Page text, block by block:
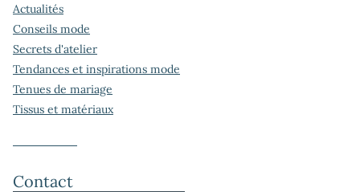
Actualités
Conseils mode
Secrets d'atelier
Tendances et inspirations mode
Tenues de mariage
Tissus et matériaux
Contact